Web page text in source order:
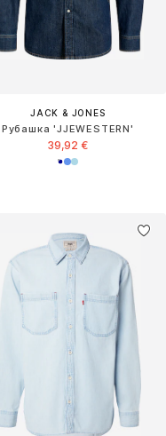
JACK & JONES
Рубашка 'JJEWESTERN'
39,92 €